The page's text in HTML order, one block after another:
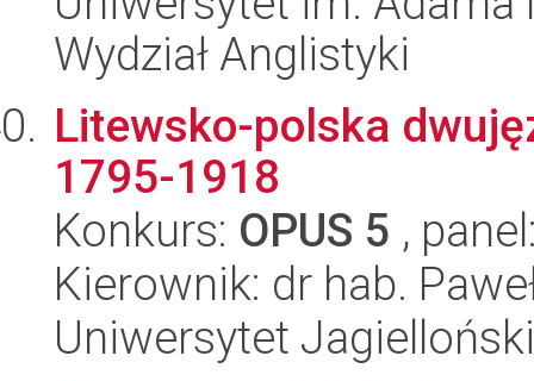
Wydział Anglistyki
Litewsko-polska
1795-1918
Konkurs: OPUS 5 ,
Kierownik: dr hab.
Uniwersytet